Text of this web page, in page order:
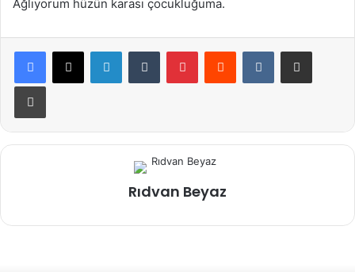
Ağlıyorum hüzün karası çocukluğuma.
LinkedInTumblr PinterestReddit VKontakteE-Posta ile paylaş
Yazdır
Rıdvan Beyaz